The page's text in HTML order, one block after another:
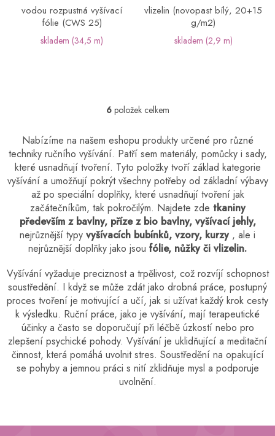
vodou rozpustná vyšívací
fólie (CWS 25)
skladem (34,5 m)
vlizelin (novopast bílý, 20+15
g/m2)
skladem (2,9 m)
O
l
á
d
a
c
í
p
r
v
k
y
v
ý
p
i
s
u
6položek celkem
Nabízíme na našem eshopu produkty určené pro různé
techniky ručního vyšívání. Patří sem materiály, pomůcky i sady,
které usnadňují tvoření. Tyto položky tvoří základ kategorie
vyšívání a umožňují pokrýt všechny potřeby od základní výbavy
až po speciální doplňky, které usnadňují tvoření jak
začátečníkům, tak pokročilým. Najdete zde tkaniny
především z bavlny, příze z bio bavlny, vyšívací jehly,
nejrůznější typy vyšívacích bubínků, vzory, kurzy, ale i
nejrůznější doplňky jako jsou fólie, nůžky či vlizelin.
Vyšívání vyžaduje preciznost a trpělivost, což rozvíjí schopnost
soustředění. I když se může zdát jako drobná práce, postupný
proces tvoření je motivující a učí, jak si užívat každý krok cesty
k výsledku. Ruční práce, jako je vyšívání, mají terapeutické
účinky a často se doporučují při léčbě úzkostí nebo pro
zlepšení psychické pohody. Vyšívání je uklidňující a meditační
činnost, která pomáhá uvolnit stres. Soustředění na opakující
se pohyby a jemnou práci s nití zklidňuje mysl a podporuje
uvolnění.
Z